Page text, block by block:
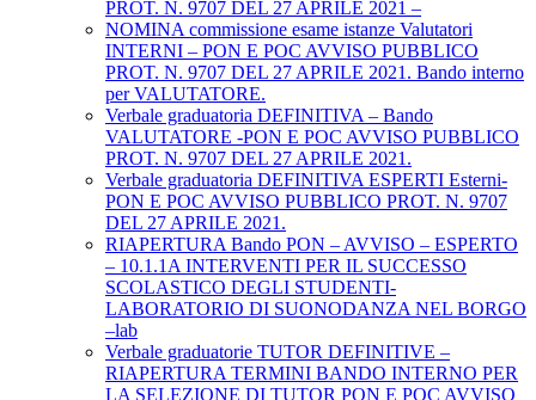
PROT. N. 9707 DEL 27 APRILE 2021 –
NOMINA commissione esame istanze Valutatori
INTERNI – PON E POC AVVISO PUBBLICO
PROT. N. 9707 DEL 27 APRILE 2021. Bando interno
per VALUTATORE.
Verbale graduatoria DEFINITIVA – Bando
VALUTATORE -PON E POC AVVISO PUBBLICO
PROT. N. 9707 DEL 27 APRILE 2021.
Verbale graduatoria DEFINITIVA ESPERTI Esterni-
PON E POC AVVISO PUBBLICO PROT. N. 9707
DEL 27 APRILE 2021.
RIAPERTURA Bando PON – AVVISO – ESPERTO
– 10.1.1A INTERVENTI PER IL SUCCESSO
SCOLASTICO DEGLI STUDENTI-
LABORATORIO DI SUONODANZA NEL BORGO
–lab
Verbale graduatorie TUTOR DEFINITIVE –
RIAPERTURA TERMINI BANDO INTERNO PER
LA SELEZIONE DI TUTOR PON E POC AVVISO